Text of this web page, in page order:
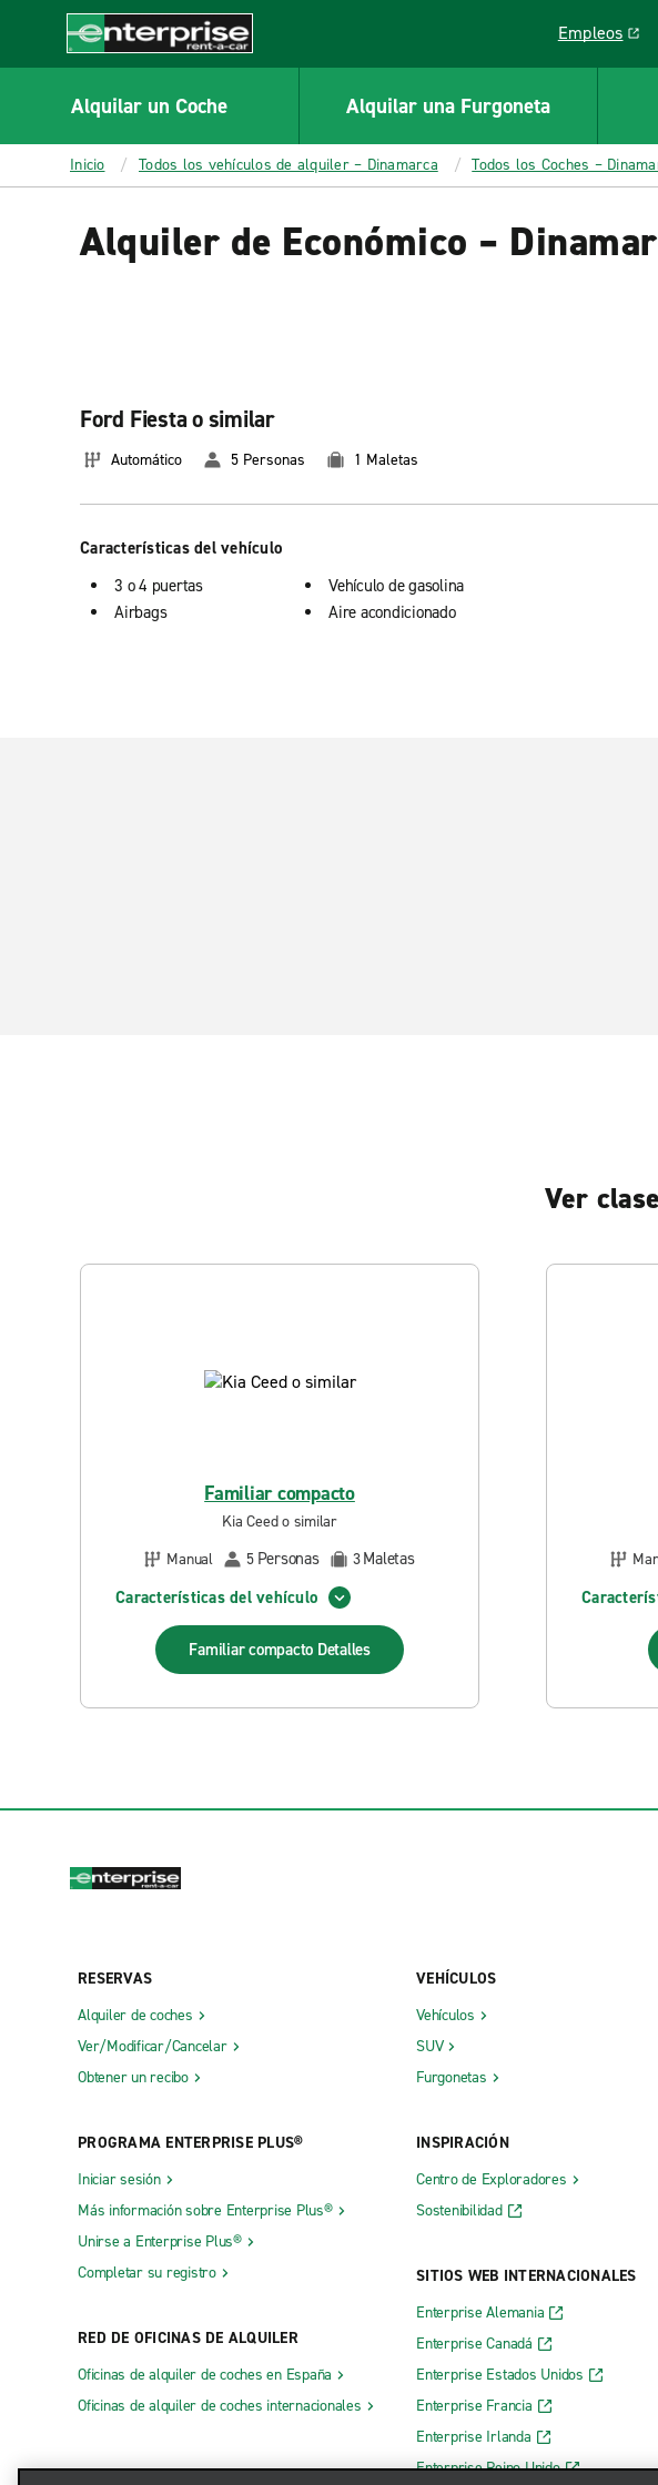
CONTENT
Enterprise
Empleos
Link opens
Alquilar un Coche Alquilar una Furgoneta
Inicio Todos los vehículos de alquiler – Dinamarca Todos los Coches –
Alquiler de Económico –
Ford Fiesta o similar
Automático 5 Personas 1 Maletas
Características del vehículo
3 o 4 puertas
Airbags
Vehículo de gasolina
Aire acondicionado
Ver
Familiar compacto
Kia Ceed o similar
Manual
5 Personas 3Maletas
Características del vehículo
Familiar compacto Detalles
RESERVAS
Alquiler de coches
Ver/Modificar/Cancelar
Obtener un recibo
PROGRAMA ENTERPRISE PLUS®
Iniciar sesión
Más información sobre Enterprise Plus®
Unirse a Enterprise Plus®
Completar su registro
RED DE OFICINAS DE ALQUILER
Oficinas de alquiler de coches en España
Oficinas de alquiler de coches internacionales
VEHÍCULOS
Vehículos
SUV
Furgonetas
INSPIRACIÓN
Centro de Exploradores
Sostenibilidad
SITIOS WEB INTERNACIONALES
Enterprise Alemania
Enterprise Canadá
Enterprise Estados Unidos
Enterprise Francia
Enterprise Irlanda
Enterprise Reino Unido